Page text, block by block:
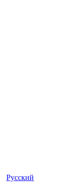
Русский